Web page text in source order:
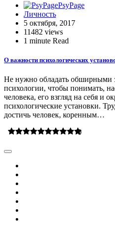
PsyPage
Личность
5 октября, 2017
11482 views
1 minute Read
О важности психологических
Не нужно обладать обширными
психологии, чтобы понимать,
человека, его взгляд на себя и
психологические установки.
достичь человек, коренным…
0